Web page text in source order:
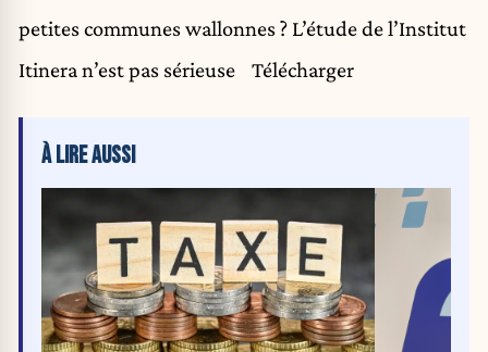
petites communes wallonnes ? L’étude de l’Institut
Itinera n’est pas sérieuse
Télécharger
À LIRE AUSSI